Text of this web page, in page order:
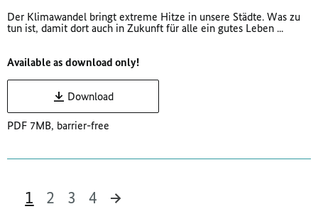
Der Klimawandel bringt extreme Hitze in unsere Städte. Was zu
tun ist, damit dort auch in Zukunft für alle ein gutes Leben ...
Available as download only!
Download
PDF 7MB, barrier-free
1 2 3 4